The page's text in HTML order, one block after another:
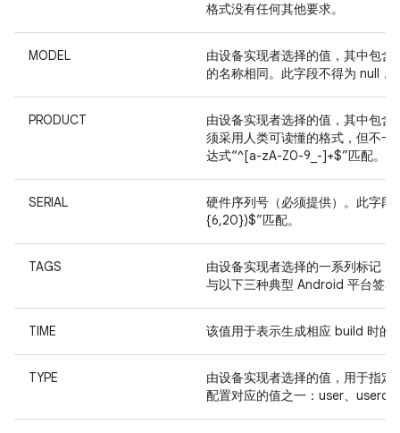
格式没有任何其他要求。
MODEL
由设备实现者选择的值，其中包
的名称相同。此字段不得为 null
PRODUCT
由设备实现者选择的值，其中包
须采用人类可读懂的格式，但不
达式“^[a-zA-Z0-9_-]+$”匹配。
SERIAL
硬件序列号（必须提供）。此字
{6,20})$”匹配。
TAGS
由设备实现者选择的一系列标记
与以下三种典型 Android 平台签
TIME 该值用于表示生成相应 build 时的
TYPE
由设备实现者选择的值，用于指
配置对应的值之一：user、